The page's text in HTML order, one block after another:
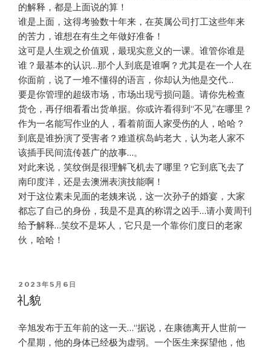
的解释，都是上面说的算！
谁是上面，这得考验数十年来，在英属公司打工这些年来
的苦力，谁想在有生之年做好准备！
这可是人生观之价值观，最现实意义的一课。谁管你谁是
谁？最基本的认识…那个人到底是谁啊？尤其是在一个人在
你面前，说了一堆不懂得的语言，你却认为他是交代…
要是你管理的超级市场，市场出现亏损问题。请你先检查
货仓，再仔细看看出货单据。你或许看得到“不见”在哪里？
作为一名能写作业的人，看着前面人家受伤的人，哈哈？
到底是谁扮演了受害者？难道槟岛屿老大，认为老人家不
该插手民间流传甚广的故事…。
对此来说，笑纹倒是很理解飞机去了哪里？它到底飞去了
南印度洋，还是去澳洲表演技能啊！
对于这位素未见面的老姨来说，这一次孙子的婚宴，大家
都忘了自己的身份，我是不是真的称谓之凶手…请小黄周刊
给予解释…笑纹不是坏人，它只是一个靠你们度日的老家
伙，哈哈！
POSTED
ON
2023年5月6日
礼貌
辛旭发布于五年前的这一天…“据说，在康德离开人世前一
个星期，他的身体已经极为虚弱。一个医生来探望他，他